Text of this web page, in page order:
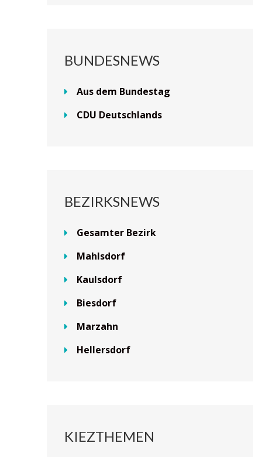
BUNDESNEWS
Aus dem Bundestag
CDU Deutschlands
BEZIRKSNEWS
Gesamter Bezirk
Mahlsdorf
Kaulsdorf
Biesdorf
Marzahn
Hellersdorf
KIEZTHEMEN